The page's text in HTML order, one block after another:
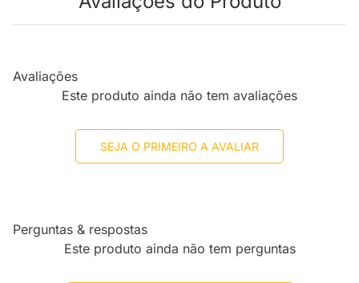
Avaliações
Este produto ainda não tem avaliações
SEJA O PRIMEIRO A AVALIAR
Perguntas & respostas
Este produto ainda não tem perguntas